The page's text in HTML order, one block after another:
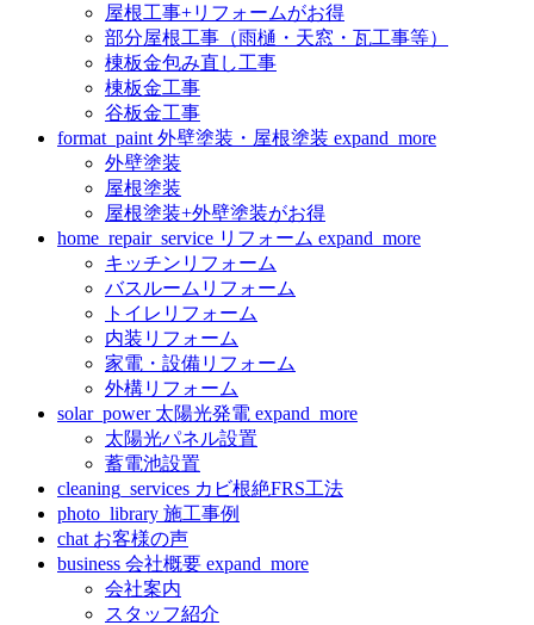
屋根工事+リフォームがお得
部分屋根工事（雨樋・天窓・瓦工事等）
棟板金包み直し工事
棟板金工事
谷板金工事
format_paint 外壁塗装・屋根塗装 expand_more
外壁塗装
屋根塗装
屋根塗装+外壁塗装がお得
home_repair_service リフォーム expand_more
キッチンリフォーム
バスルームリフォーム
トイレリフォーム
内装リフォーム
家電・設備リフォーム
外構リフォーム
solar_power 太陽光発電 expand_more
太陽光パネル設置
蓄電池設置
cleaning_services カビ根絶FRS工法
photo_library 施工事例
chat お客様の声
business 会社概要 expand_more
会社案内
スタッフ紹介